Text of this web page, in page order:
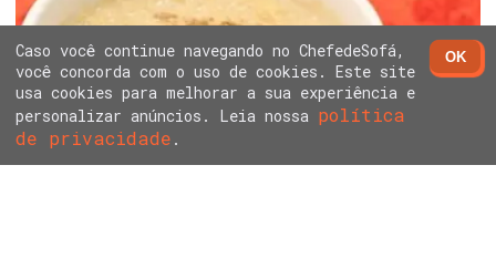
ARROZ DOCE SEM LEITE CONDENSADO E CREME DE
LEITE
Caso você continue navegando no ChefedeSofá,
você concorda com o uso de cookies. Este site
usa cookies para melhorar a sua experiência e
personalizar anúncios. Leia nossa política
de privacidade .
OK